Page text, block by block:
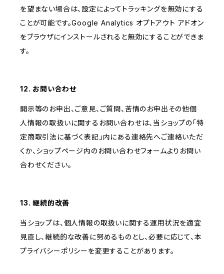
を望まない場合は、設定によってトラッキングを無効にする
ことが可能です。Google Analytics オプトアウト アドオン
をブラウザにインストールされると無効にすることができま
す。
12. お問い合わせ
開示等のお申出、ご意見、ご質問、苦情のお申出その他個
人情報の取扱いに関するお問い合わせは、当ショップの「特
定商取引法に基づく表記」内にある連絡先へご連絡いただ
くか、ショップページ内のお問い合わせフォームよりお問い
合わせください。
13. 継続的改善
当ショップは、個人情報の取扱いに関する運用状況を適宜
見直し、継続的な改善に努めるものとし、必要に応じて、本
プライバシーポリシーを変更することがあります。